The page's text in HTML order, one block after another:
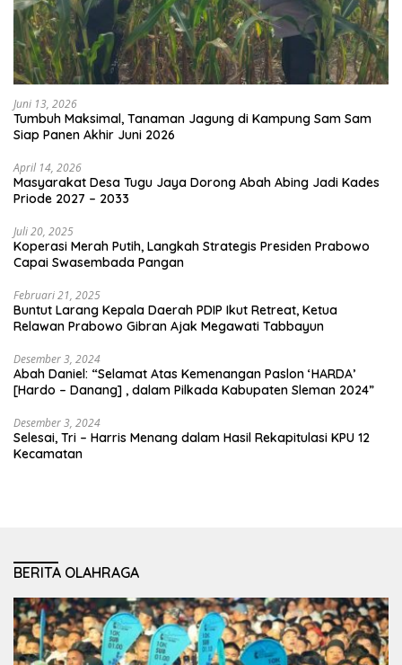
Juni 13, 2026
Tumbuh Maksimal, Tanaman Jagung di Kampung Sam Sam
Siap Panen Akhir Juni 2026
April 14, 2026
Masyarakat Desa Tugu Jaya Dorong Abah Abing Jadi Kades
Priode 2027 – 2033
Juli 20, 2025
Koperasi Merah Putih, Langkah Strategis Presiden Prabowo
Capai Swasembada Pangan
Februari 21, 2025
Buntut Larang Kepala Daerah PDIP Ikut Retreat, Ketua
Relawan Prabowo Gibran Ajak Megawati Tabbayun
Desember 3, 2024
Abah Daniel: “Selamat Atas Kemenangan Paslon ‘HARDA’
[Hardo – Danang] , dalam Pilkada Kabupaten Sleman 2024”
Desember 3, 2024
Selesai, Tri – Harris Menang dalam Hasil Rekapitulasi KPU 12
Kecamatan
BERITA OLAHRAGA